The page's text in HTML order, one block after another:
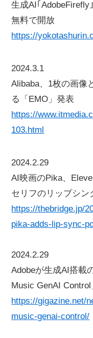
生成AI｢AdobeFirefly
無料で開放
https://
2024.3.1
Alibaba、1枚の画像
る「EMO」発表
https://
103.html
2024.2.29
AI映画のPika、
セリフのリップシン
https://thebridge.jp/
pika-adds-lip-sync-
2024.2.29
Adobeが生成AI搭載
Music GenAI
https://gigazine.net/
music-genai-control/